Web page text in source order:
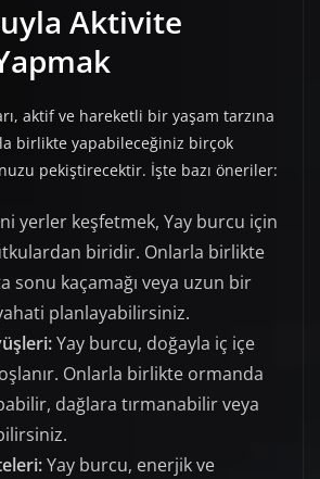
Aktivite
aktif ve hareketli bir yaşam tarzına
birlikte yapabileceğiniz birçok
pekiştirecektir. İşte bazı öneriler:
yerler keşfetmek, Yay burcu için
biridir. Onlarla birlikte
sonu kaçamağı veya uzun bir
planlayabilirsiniz.
Yay burcu, doğayla iç içe
Onlarla birlikte ormanda
dağlara tırmanabilir veya
Yay burcu, enerjik ve